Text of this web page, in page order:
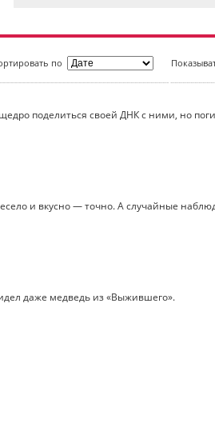
по
поделиться своей ДНК с ними, но
и вкусно — точно. А случайные
даже медведь из «Выжившего».